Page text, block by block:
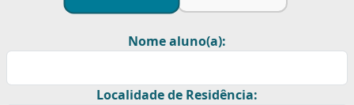
Nome aluno(a):
Localidade de Residência: